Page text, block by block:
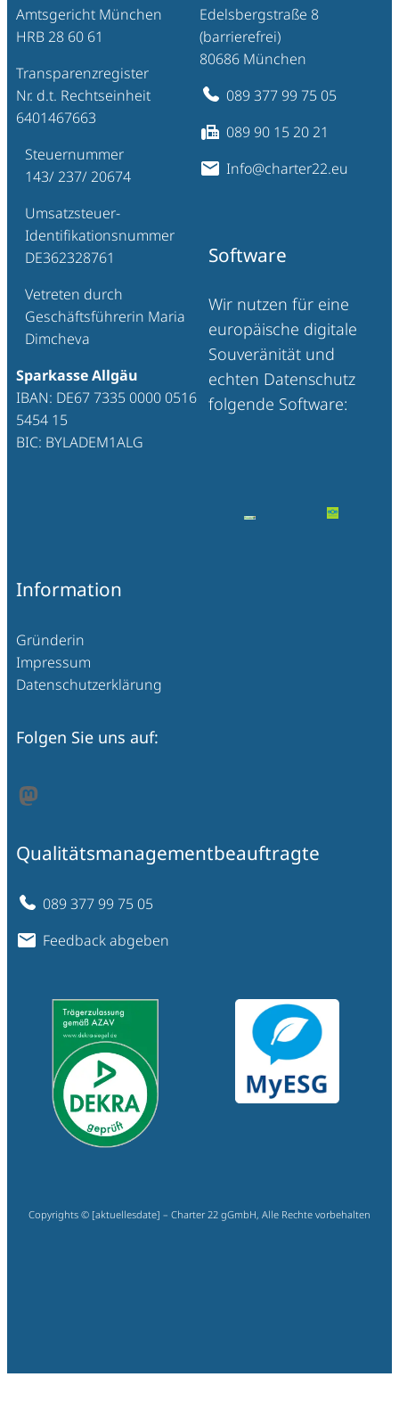
Amtsgericht München
HRB 28 60 61
Transparenzregister
Nr. d.t. Rechtseinheit
6401467663
Steuernummer
143/ 237/ 20674
Umsatzsteuer-
Identifikationsnummer
DE362328761
Vetreten durch
Geschäftsführerin Maria
Dimcheva
Sparkasse Allgäu
IBAN: DE67 7335 0000 0516
5454 15
BIC: BYLADEM1ALG
Edelsbergstraße 8
(barrierefrei)
80686 München
089 377 99 75 05
089 90 15 20 21
Info@charter22.eu
Software
Wir nutzen für eine
europäische digitale
Souveränität und
echten Datenschutz
folgende Software:
Information
Gründerin
Impressum
Datenschutzerklärung
Folgen Sie uns auf:
Mastodon
Qualitätsmanagementbeauftragte
089 377 99 75 05
Feedback abgeben
Copyrights © [aktuellesdate] – Charter 22 gGmbH, Alle Rechte vorbehalten